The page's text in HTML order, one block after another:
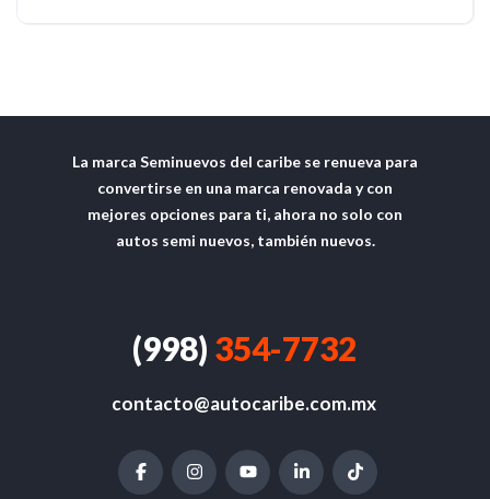
La marca Seminuevos del caribe se renueva para
convertirse en una marca renovada y con
mejores opciones para ti, ahora no solo con
autos semi nuevos, también nuevos.
(998) 354-7732
contacto@autocaribe.com.mx